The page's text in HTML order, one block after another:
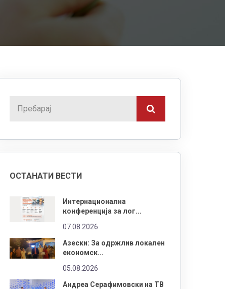
ОСТАНАТИ ВЕСТИ
Интернационална
конференција за лог...
07.08.2026
Азески: За одржлив локален
економск...
05.08.2026
Андреа Серафимовски на ТВ